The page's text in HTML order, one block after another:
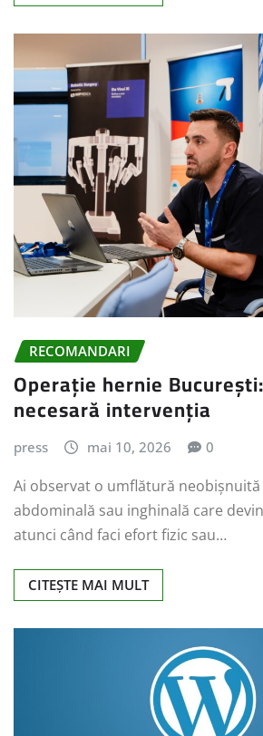
RECOMANDARI
Operație hernie
necesară intervenția
press mai 10, 2026 0
Ai observat o umflătură neobișnuită
abdominală sau inghinală care
atunci când faci efort fizic sau…
CITEȘTE MAI MULT